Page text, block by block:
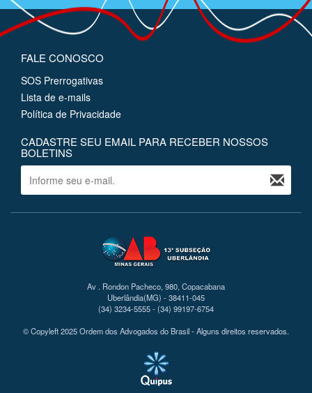
FALE CONOSCO
SOS Prerrogativas
Lista de e-mails
Política de Privacidade
CADASTRE SEU EMAIL PARA RECEBER NOSSOS
BOLETINS
Av . Rondon Pacheco, 980, Copacabana
Uberlândia(MG) - 38411-045
(34) 3234-5555 - (34) 99197-6754
© Copyleft 2025 Ordem dos Advogados do Brasil - Alguns direitos reservados.